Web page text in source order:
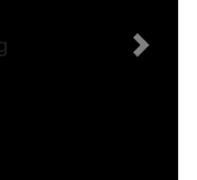
Next